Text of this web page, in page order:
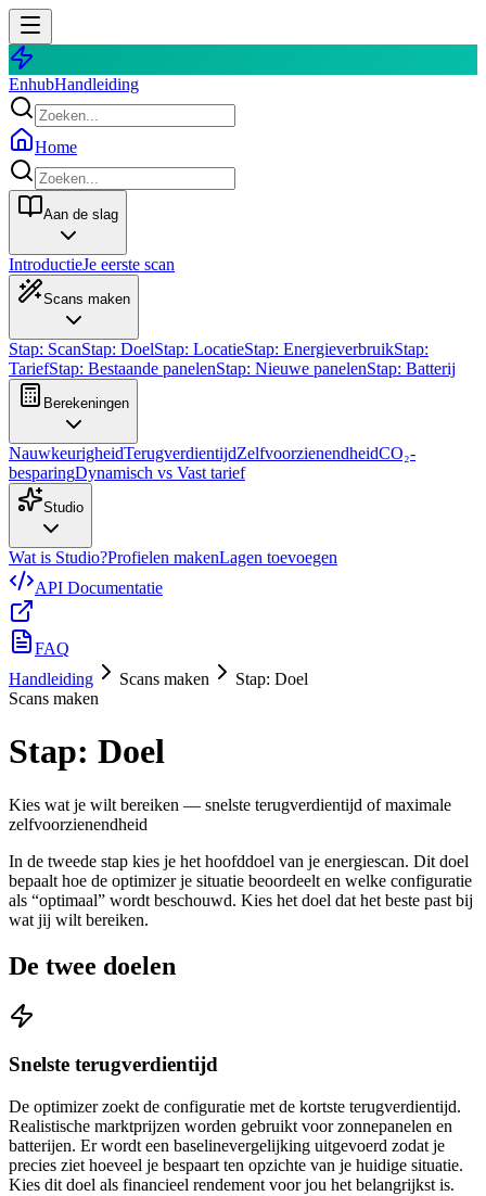
EnhubHandleiding
Home
Aan de slag
IntroductieJe eerste scan
Scans maken
Stap: ScanStap: DoelStap: LocatieStap: EnergieverbruikStap:
TariefStap: Bestaande panelenStap: Nieuwe panelenStap: Batterij
Berekeningen
NauwkeurigheidTerugverdientijdZelfvoorzienendheidCO₂-
besparingDynamisch vs Vast tarief
Studio
Wat is Studio?Profielen makenLagen toevoegen
API Documentatie
FAQ
Handleiding
Scans maken
Stap: Doel
Scans maken
Stap: Doel
Kies wat je wilt bereiken — snelste terugverdientijd of maximale
zelfvoorzienendheid
In de tweede stap kies je het hoofddoel van je energiescan. Dit doel
bepaalt hoe de optimizer je situatie beoordeelt en welke configuratie
als “optimaal” wordt beschouwd. Kies het doel dat het beste past bij
wat jij wilt bereiken.
De twee doelen
Snelste terugverdientijd
De optimizer zoekt de configuratie met de kortste terugverdientijd.
Realistische marktprijzen worden gebruikt voor zonnepanelen en
batterijen. Er wordt een baselinevergelijking uitgevoerd zodat je
precies ziet hoeveel je bespaart ten opzichte van je huidige situatie.
Kies dit doel als financieel rendement voor jou het belangrijkst is.